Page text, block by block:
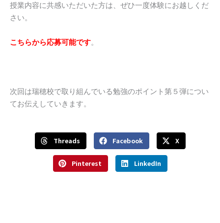
授業内容に共感いただいた方は、ぜひ一度体験にお越しくだ
さい。
こちらから応募可能です。
次回は瑞穂校で取り組んでいる勉強のポイント第５弾につい
てお伝えしていきます。
Threads Facebook X
Pinterest LinkedIn